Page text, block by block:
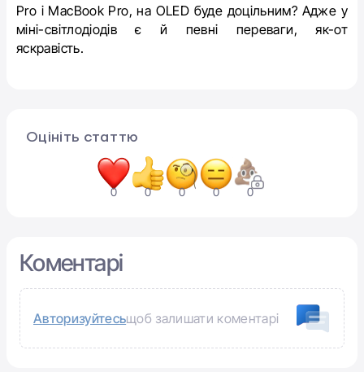
Pro і MacBook Pro, на OLED буде доцільним? Адже у
міні-світлодіодів є й певні переваги, як-от
яскравість.
Оцініть статтю
0 0 0 0 0
Коментарі
Авторизуйтесьщоб залишати коментарі